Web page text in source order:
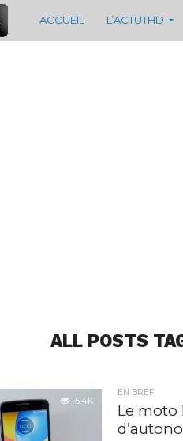
ACCUEIL L’ACTUTHD
ALL POSTS
5.4K
EN BREF
Le moto